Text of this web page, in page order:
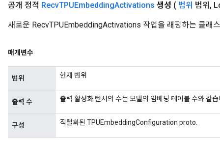
공개 정적 RecvTPUEmbeddingActivations 생성 ( 범위 범위 ,
새로운 RecvTPUEmbeddingActivations 작업을 래핑하는 클래
매개변수
범위 현재 범위
출력 수 출력 활성화 텐서의 수는 모델의 임베딩 테이블 수와 같습
구성 직렬화된 TPUEmbeddingConfiguration proto.